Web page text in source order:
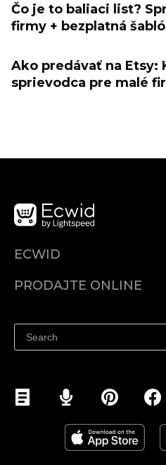
Čo je to baliaci list?
firmy + bezplatná
Ako predávať na Etsy:
sprievodca pre malé
ECWID
PRODAJTE ONLINE